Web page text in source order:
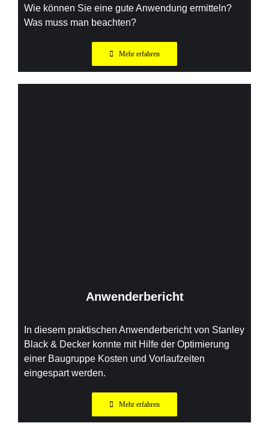
Wie können Sie eine gute Anwendung ermitteln?
Was muss man beachten?
Mehr erfahren
Anwenderbericht
In diesem praktischen Anwenderbericht von Stanley
Black & Decker konnte mit Hilfe der Optimierung
einer Baugruppe Kosten und Vorlaufzeiten
eingespart werden.
Mehr erfahren